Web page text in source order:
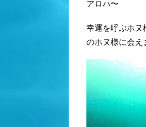
アロハ〜
幸運を呼ぶホ
のホヌ様に会え